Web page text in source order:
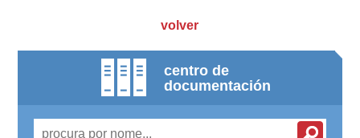
volver
centro de
documentación